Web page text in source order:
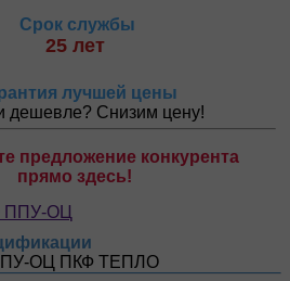
Срок службы
25 лет
лучшей цены
дешевле? Снизим цену!
предложение конкурента
прямо здесь!
ОЦ
ПКФ ТЕПЛО